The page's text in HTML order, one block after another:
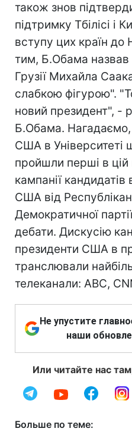
також знов
підтримку Тбілісі і
вступу цих країн до
тим, Б.Обама назвав
Грузії Михайла
слабкою фігурою".
новий президент", -
Б.Обама. Нагадаємо,
США в Університеті
пройшли перші в цій
кампанії
США від
Демократичної
дебати. Дискусію
президенти США в
транслювали
телеканали: ABC,
Не упустите
наши
Или читайте нас
Больше по теме: